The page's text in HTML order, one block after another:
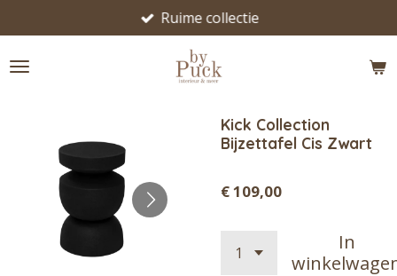
direct
naar
Ruime collectie
Kick Collection
Bijzettafel Cis Zwart
€ 109,00
In